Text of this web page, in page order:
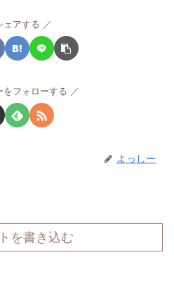
ェアする
をフォローする
よっしー
を書き込む